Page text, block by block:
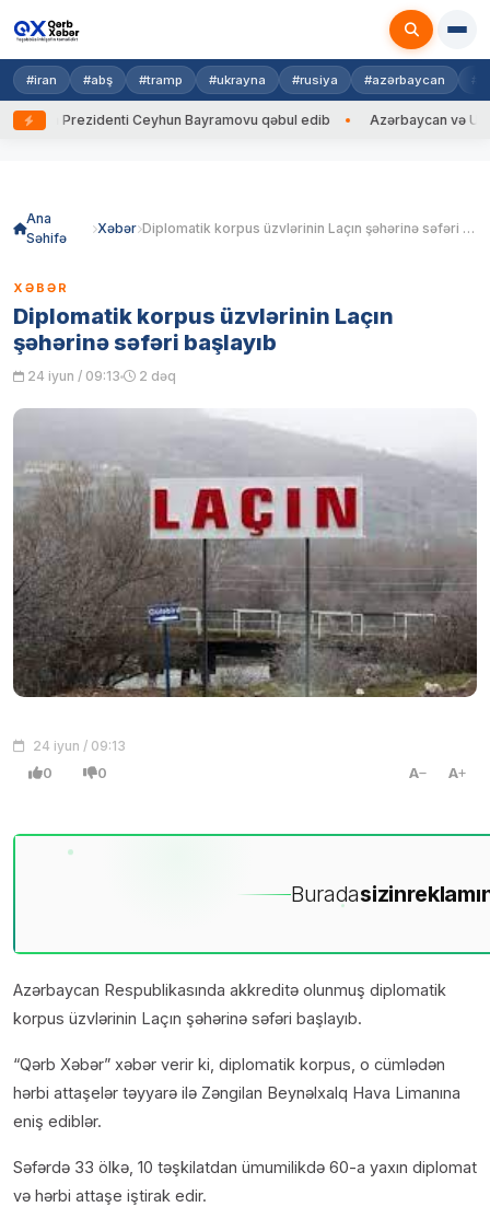
#iran #abş #tramp #ukrayna #rusiya #azərbaycan
Prezidenti Ceyhun Bayramovu qəbul edib Azərbaycan və
Ana
Səhifə
Xəbər Diplomatik korpus üzvlərinin Laçın şəhərinə səfəri başlayıb
XƏBƏR
Diplomatik korpus üzvlərinin Laçın
şəhərinə səfəri başlayıb
24 iyun / 09:13 2 dəq
24 iyun / 09:13
0 0 A A
Buradasizin
Azərbaycan Respublikasında akkreditə olunmuş diplomatik
korpus üzvlərinin Laçın şəhərinə səfəri başlayıb.
“Qərb Xəbər” xəbər verir ki, diplomatik korpus, o cümlədən
hərbi attaşelər təyyarə ilə Zəngilan Beynəlxalq Hava Limanına
eniş ediblər.
Səfərdə 33 ölkə, 10 təşkilatdan ümumilikdə 60-a yaxın diplomat
və hərbi attaşe iştirak edir.